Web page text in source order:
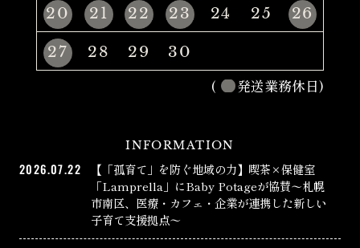
20
21 22 23 24 25
26
27
28 29
30
(
発送業務休日)
INFORMATION
2026.07.22
【「孤育て」を防ぐ地域の力】喫茶×保健室
「Lamprella」にBaby Potageが協賛〜札幌
市南区、医療・カフェ・企業が連携した新しい
子育て支援拠点〜